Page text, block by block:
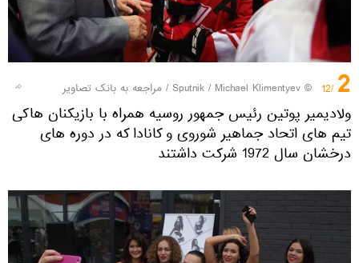
2
/12
© Sputnik / Michael Klimentyev
/ مراجعه به بانک تصاویر
ولادیمیر پوتین رئیس جمهور روسیه همراه با بازیکنان هاکی
تیم های اتحاد جماهیر شوروی و کانادا که در دوره های
درخشان سال 1972 شرکت داشتند